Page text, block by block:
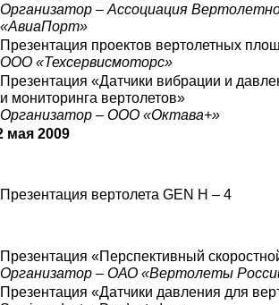
Организатор – Ассоциация
«АвиаПорт»
Презентация проектов вертолетных
ООО «Техсервисмоторс»
Презентация «Датчики вибрации и
и мониторинга вертолетов»
Организатор – ООО «Октава+»
мая 2009
Презентация вертолета GEN H – 4
Презентация «Перспективный
Организатор – ОАО «Вертолеты
Презентация «Датчики давления для